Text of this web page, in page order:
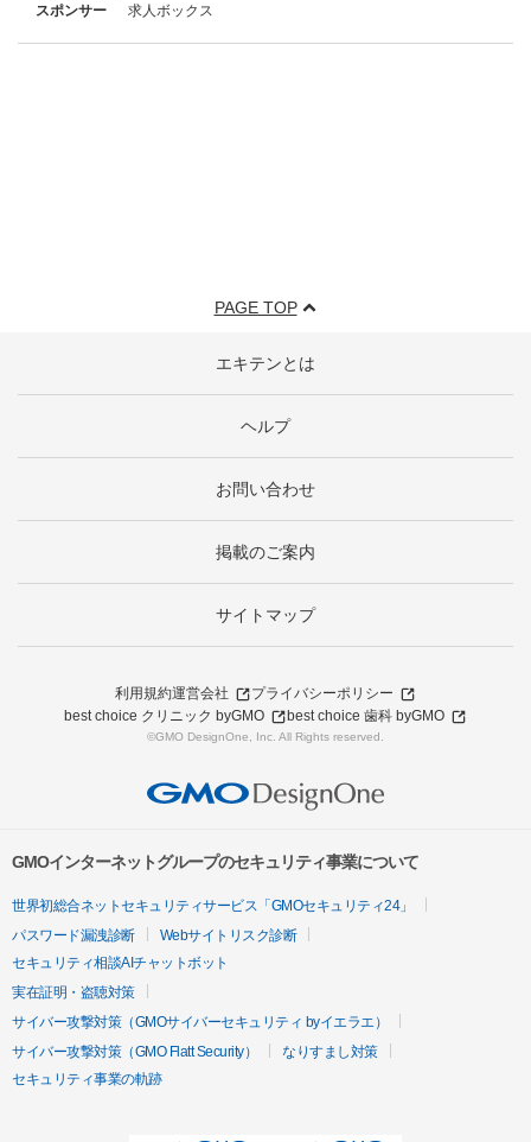
スポンサー
求人ボックス
PAGE TOP
エキテンとは
ヘルプ
お問い合わせ
掲載のご案内
サイトマップ
利用規約運営会社
プライバシーポリシー
best choice クリニック byGMO
best choice 歯科 byGMO
©GMO DesignOne, Inc. All Rights reserved.
GMOインターネットグループのセキュリティ事業について
世界初総合ネットセキュリティサービス「GMOセキュリティ24」
パスワード漏洩診断
Webサイトリスク診断
セキュリティ相談AIチャットボット
実在証明・盗聴対策
サイバー攻撃対策（GMOサイバーセキュリティ byイエラエ）
サイバー攻撃対策（GMO Flatt Security）
なりすまし対策
セキュリティ事業の軌跡